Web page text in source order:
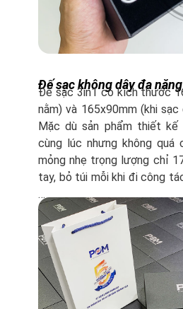
Đế sạc không dây đa
Đế sạc 3in1 có kích thước
nằm) và 165x90mm (khi
Mặc dù sản phẩm thiết
cùng lúc nhưng không quá
mỏng nhẹ trọng lượng chỉ
tay, bỏ túi mỗi khi đi công
…